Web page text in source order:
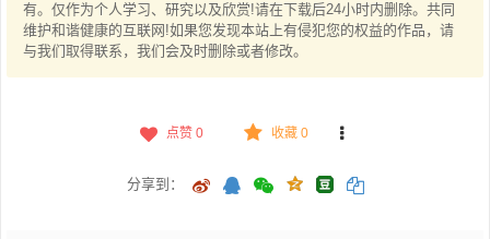
有。仅作为个人学习、研究以及欣赏!请在下载后24小时内删除。共同
维护和谐健康的互联网!如果您发现本站上有侵犯您的权益的作品，请
与我们取得联系，我们会及时删除或者修改。
点赞 0 收藏 0
分享到：